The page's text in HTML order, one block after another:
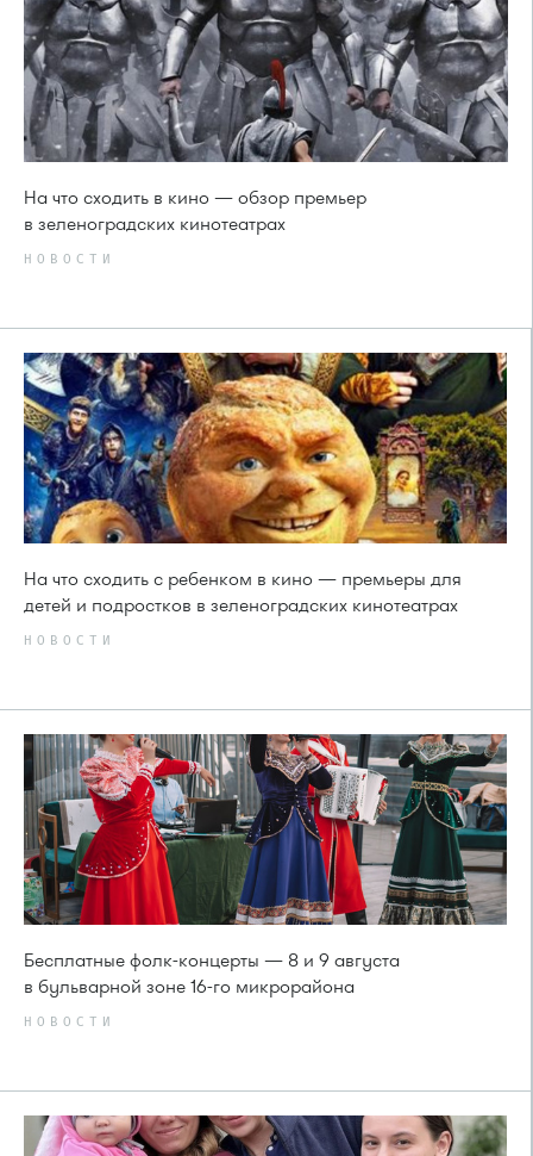
На что сходить в кино — обзор премьер
в зеленоградских кинотеатрах
НОВОСТИ
На что сходить с ребенком в кино — премьеры для
детей и подростков в зеленоградских кинотеатрах
НОВОСТИ
Бесплатные фолк-концерты — 8 и 9 августа
в бульварной зоне 16-го микрорайона
НОВОСТИ